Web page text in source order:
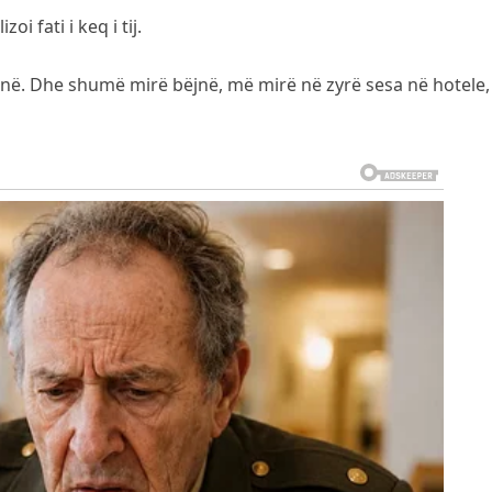
fati i keq i tij.
Dhe shumë mirë bëjnë, më mirë në zyrë sesa në